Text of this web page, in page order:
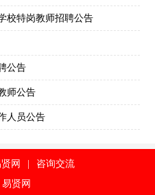
校特岗教师招聘公告
公告
师公告
人员公告
网
咨询交流
贤网